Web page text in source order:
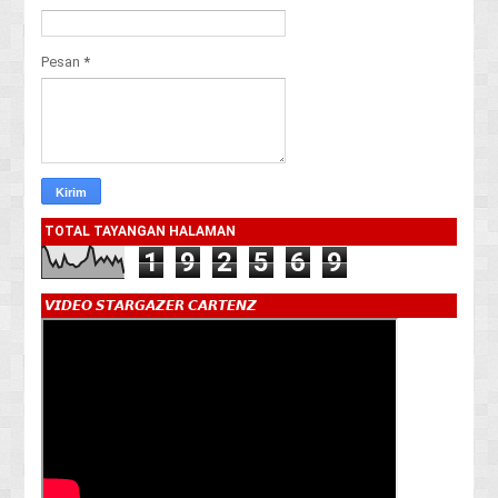
Pesan*
TOTAL TAYANGAN HALAMAN
1 9 2 5 6 9
𝙑𝙄𝘿𝙀𝙊 𝙎𝙏𝘼𝙍𝙂𝘼𝙕𝙀𝙍 𝘾𝘼𝙍𝙏𝙀𝙉𝙕